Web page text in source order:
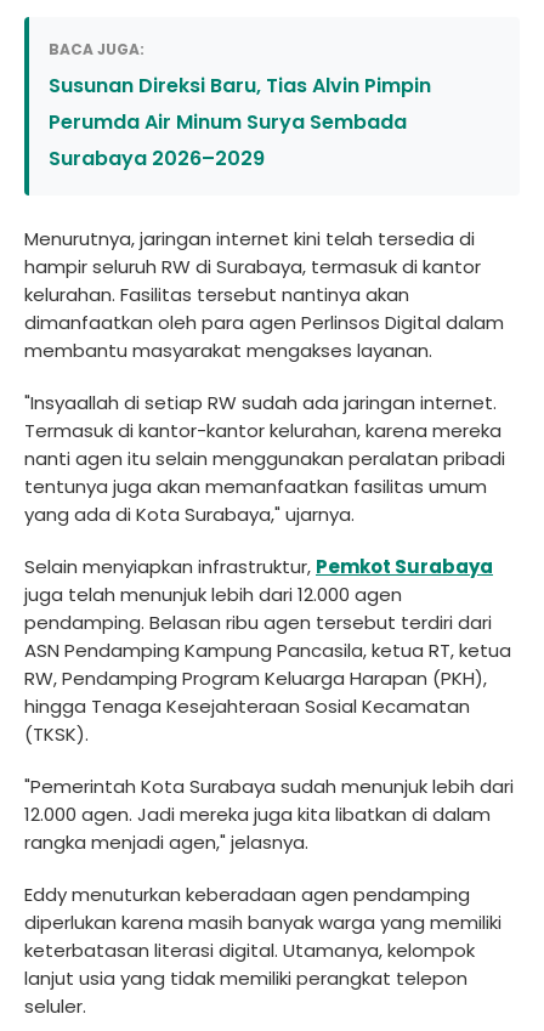
BACA JUGA:
Susunan Direksi Baru, Tias Alvin Pimpin
Perumda Air Minum Surya Sembada
Surabaya 2026–2029
Menurutnya, jaringan internet kini telah tersedia di
hampir seluruh RW di Surabaya, termasuk di kantor
kelurahan. Fasilitas tersebut nantinya akan
dimanfaatkan oleh para agen Perlinsos Digital dalam
membantu masyarakat mengakses layanan.
"Insyaallah di setiap RW sudah ada jaringan internet.
Termasuk di kantor-kantor kelurahan, karena mereka
nanti agen itu selain menggunakan peralatan pribadi
tentunya juga akan memanfaatkan fasilitas umum
yang ada di Kota Surabaya," ujarnya.
Selain menyiapkan infrastruktur, Pemkot Surabaya
juga telah menunjuk lebih dari 12.000 agen
pendamping. Belasan ribu agen tersebut terdiri dari
ASN Pendamping Kampung Pancasila, ketua RT, ketua
RW, Pendamping Program Keluarga Harapan (PKH),
hingga Tenaga Kesejahteraan Sosial Kecamatan
(TKSK).
"Pemerintah Kota Surabaya sudah menunjuk lebih dari
12.000 agen. Jadi mereka juga kita libatkan di dalam
rangka menjadi agen," jelasnya.
Eddy menuturkan keberadaan agen pendamping
diperlukan karena masih banyak warga yang memiliki
keterbatasan literasi digital. Utamanya, kelompok
lanjut usia yang tidak memiliki perangkat telepon
seluler.